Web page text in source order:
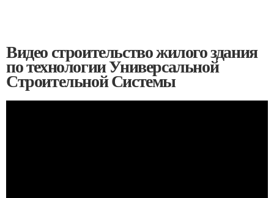
Видео строительство жилого здания
по технологии Универсальной
Строительной Системы